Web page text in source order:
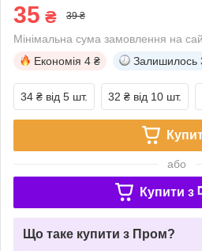
35 ₴ 39 ₴
Мінімальна сума замовлення на
Економія 4 ₴ Залишилось
34 ₴ від 5 шт. 32 ₴ від 10 шт.
або
Купити з
Що таке купити з Пром?